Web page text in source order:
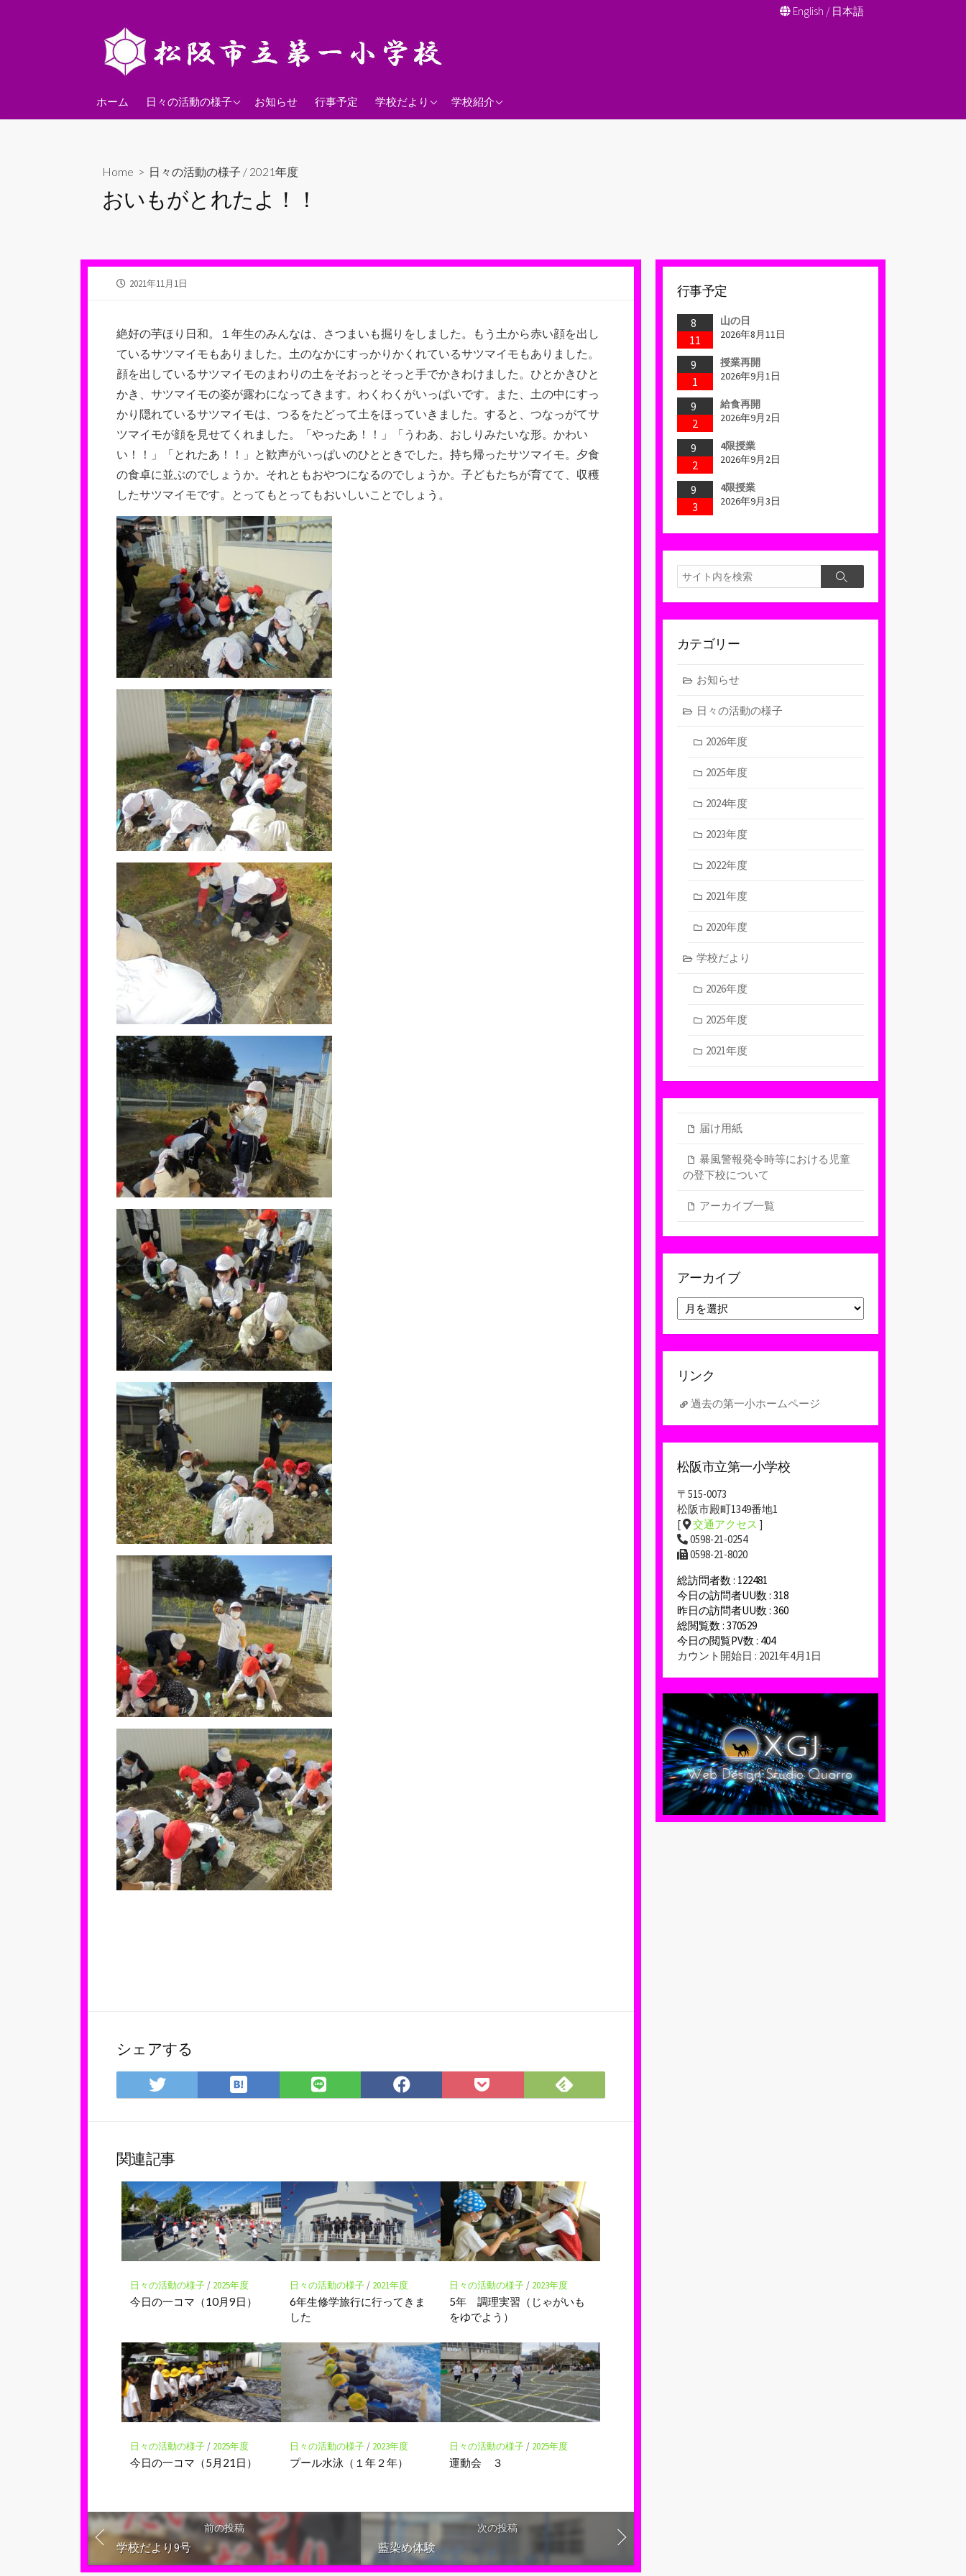
ス
English / 日本語
ホーム 日々の活動の様子
2026年度
お知らせ 行事予定 学校だより
2026年度 学校紹介
学校経営方針
Home > 日々の活動の様子 / 2021年度
おいもがとれたよ！！
公
2021年11月1日
絶好の芋ほり日和。１年生のみんなは、さつまいも掘りをしました。もう土から赤い顔を出し
ているサツマイモもありました。土のなかにすっかりかくれているサツマイモもありました。
顔を出しているサツマイモのまわりの土をそおっとそっと手でかきわけました。ひとかきひと
かき、サツマイモの姿が露わになってきます。わくわくがいっぱいです。また、土の中にすっ
かり隠れているサツマイモは、つるをたどって土をほっていきました。すると、つなっがてサ
ツマイモが顔を見せてくれました。「やったあ！！」「うわあ、おしりみたいな形。かわい
い！！」「とれたあ！！」と歓声がいっぱいのひとときでした。持ち帰ったサツマイモ。夕食
の食卓に並ぶのでしょうか。それともおやつになるのでしょうか。子どもたちが育てて、収穫
したサツマイモです。とってもとってもおいしいことでしょう。
シェアする
Twitter
で
ア
は
て
マ
ー
ク
に
保
LINE
で
Facebook
で
Pocket
に
Feedly
で
関連記事
日々の活動の様子/ 2025年度
今日の一コマ（10月9日）
日々の活動の様子/ 2021年度
6年生修学旅行に行ってきま
した
日々の活動の様子/ 2023年度
5年 調理実習（じゃがいも
をゆでよう）
日々の活動の様子/ 2025年度
今日の一コマ（5月21日）
日々の活動の様子/ 2023年度
プール水泳（１年２年）
日々の活動の様子/ 2025年度
運動会 ３
前の投稿
学校だより9号
次の投稿
藍染め体験
行事予定
8
11
山の日
2026年8月11日
9
1
授業再開
2026年9月1日
9
2
給食再開
2026年9月2日
9
2
4限授業
2026年9月2日
9
3
4限授業
2026年9月3日
検
索
検
カテゴリー
お知らせ
日々の活動の様子
2026年度
2025年度
2024年度
2023年度
2022年度
2021年度
2020年度
学校だより
2026年度
2025年度
2021年度
届け用紙
暴風警報発令時等における児童
の登下校について
アーカイブ一覧
アーカイブ
ー
カ
イ
リンク
過去の第一小ホームページ
松阪市立第一小学校
〒515-0073
松阪市殿町1349番地1
[
交通アクセス ]
0598-21-0254
0598-21-8020
総訪問者数 : 122481
今日の訪問者UU数 : 318
昨日の訪問者UU数 : 360
総閲覧数 : 370529
今日の閲覧PV数 : 404
カウント開始日 : 2021年4月1日